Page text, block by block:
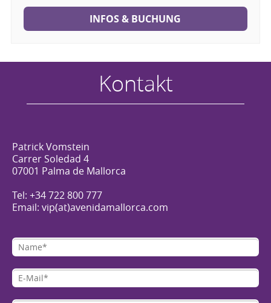
INFOS & BUCHUNG
Kontakt
Patrick Vomstein
Carrer Soledad 4
07001 Palma de Mallorca
Tel: +34 722 800 777
Email: vip(at)avenidamallorca.com